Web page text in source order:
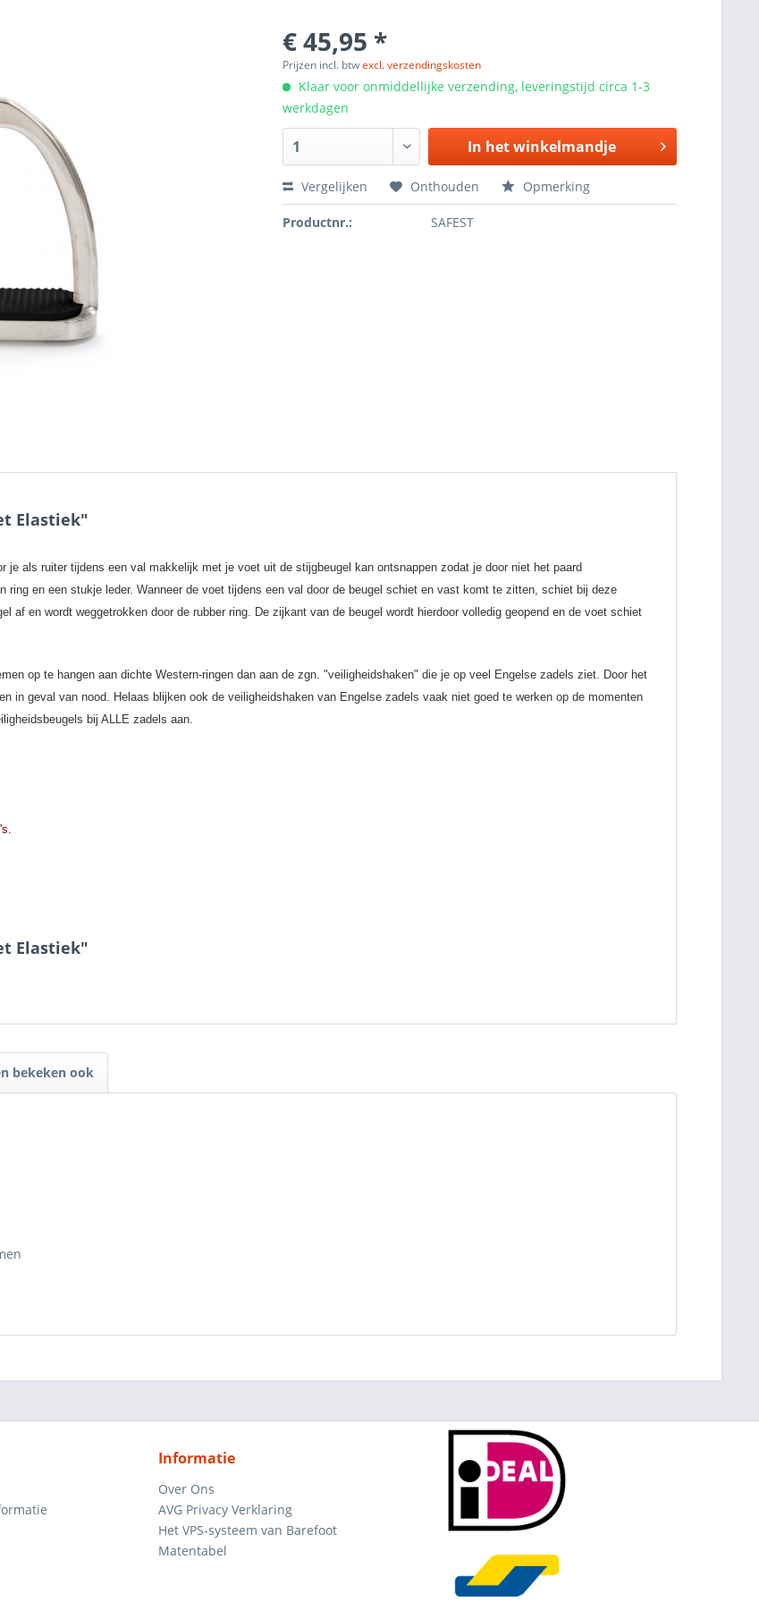
€ 45,95 *
Prijzen incl. btwexcl. verzendingskosten
Klaar voor onmiddellijke verzending, leveringstijd circa 1-3
werkdagen
In het winkelmandje
Vergelijken Onthouden Opmerking
Productnr.: SAFEST
Elastiek"
je als ruiter tijdens een val makkelijk met je voet uit de stijgbeugel kan ontsnappen zodat je door niet het paard
ring en een stukje leder. Wanneer de voet tijdens een val door de beugel schiet en vast komt te zitten, schiet bij deze
af en wordt weggetrokken door de rubber ring. De zijkant van de beugel wordt hierdoor volledig geopend en de voet schiet
op te hangen aan dichte Western-ringen dan aan de zgn. "veiligheidshaken" die je op veel Engelse zadels ziet. Door het
in geval van nood. Helaas blijken ook de veiligheidshaken van Engelse zadels vaak niet goed te werken op de momenten
bij ALLE zadels aan.
Elastiek"
bekeken ook
Informatie
Over Ons
AVG Privacy Verklaring
Het VPS-systeem van Barefoot
Matentabel